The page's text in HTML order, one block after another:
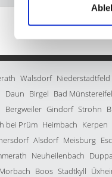
Walsdorf Niederstadtfeld
Daun Birgel Bad Münstereifel
Bergweiler Gindorf Strohn
bei Prüm Heimbach Kerpen
Alsdorf Meisburg
Neuheilenbach
Morbach Boos Stadtkyll